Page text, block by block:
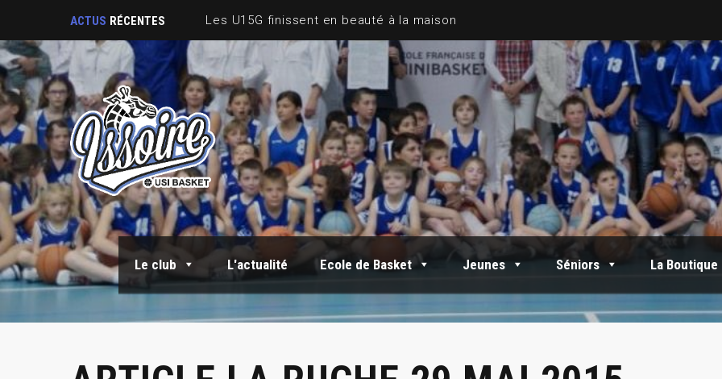
ACTUS RÉCENTES
Le club L'actualité Ecole de Basket Jeunes Séniors La Boutique